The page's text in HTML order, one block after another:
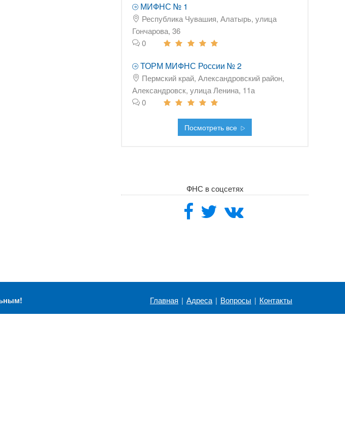
МИФНС № 1
Республика Чувашия, Алатырь, улица
Гончарова, 36
0
ТОРМ МИФНС России № 2
Пермский край, Александровский район,
Александровск, улица Ленина, 11а
0
Посмотреть все
ФНС в соцсетях
Главная | Адреса | Вопросы | Контакты